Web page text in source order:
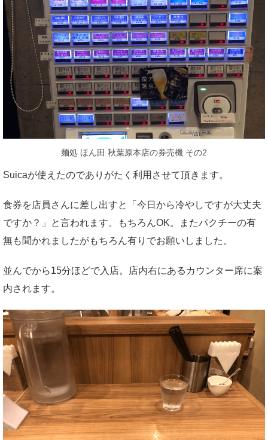
麺処 ほん田 秋葉原本店の券売機 その2
Suicaが使えたのでありがたく利用させて頂きます。
食券を店員さんに差し出すと「今日から冷やしですが大丈夫
ですか？」と言われます。もちろんOK。またパクチーの有
無も聞かれましたがもちろん有りでお願いしました。
並んでから15分ほどで入店。店内右にあるカウンター席に案
内されます。